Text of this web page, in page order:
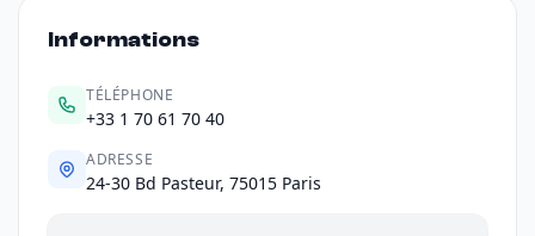
Informations
TÉLÉPHONE
+33 1 70 61 70 40
ADRESSE
24-30 Bd Pasteur, 75015 Paris